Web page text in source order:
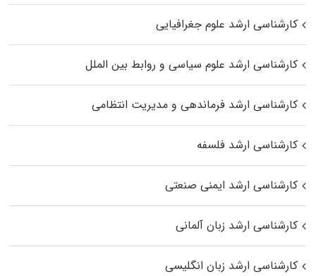
کارشناسی ارشد علوم جغرافیایی
کارشناسی ارشد علوم سیاسی و روابط بین الملل
کارشناسی ارشد فرماندهی و مدیریت انتظامی
کارشناسی ارشد فلسفه
کارشناسی ارشد ایمنی صنعتی
کارشناسی ارشد زبان آلمانی
کارشناسی ارشد زبان انگلیسی